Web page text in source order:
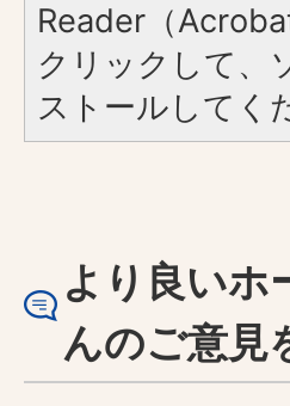
Reader（
クリックして、
ストールしてく
より良いホ
んのご意見